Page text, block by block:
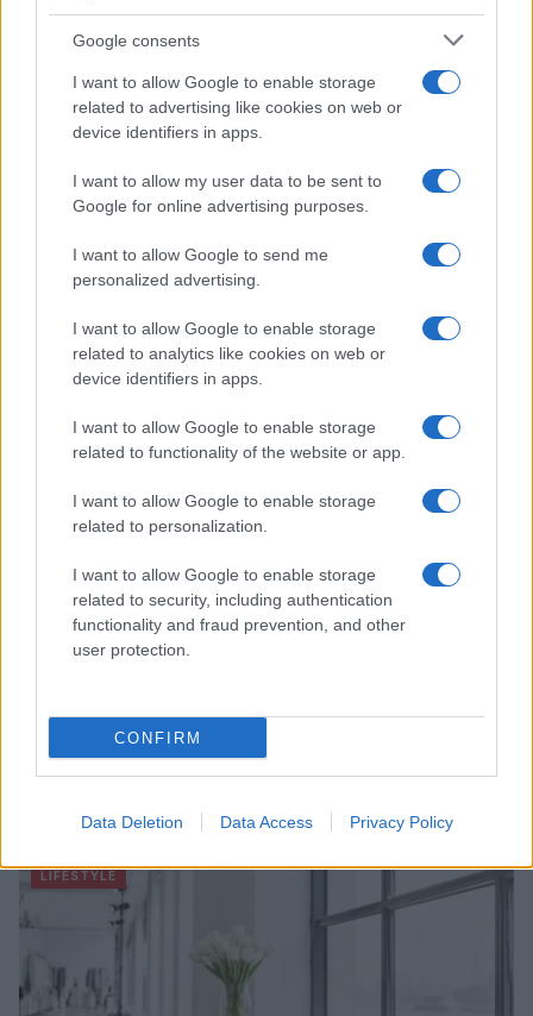
Google consents
I want to allow Google to enable storage
related to advertising like cookies on web or
device identifiers in apps.
I want to allow my user data to be sent to
Google for online advertising purposes.
I want to allow Google to send me
personalized advertising.
I want to allow Google to enable storage
related to analytics like cookies on web or
device identifiers in apps.
I want to allow Google to enable storage
related to functionality of the website or app.
I want to allow Google to enable storage
related to personalization.
I want to allow Google to enable storage
related to security, including authentication
functionality and fraud prevention, and other
user protection.
CONFIRM
Data Deletion Data Access Privacy Policy
Continua a leggere
Mostre di moda 2026: Franco Moschino a Forte di
Cristian Castiglioni · 7 Ago 2026
LIFESTYLE